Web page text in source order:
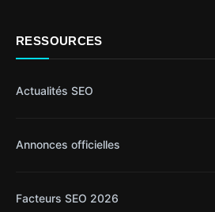
RESSOURCES
Actualités SEO
Annonces officielles
Facteurs SEO 2026